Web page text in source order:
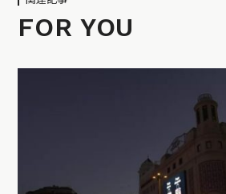
FOR YOU